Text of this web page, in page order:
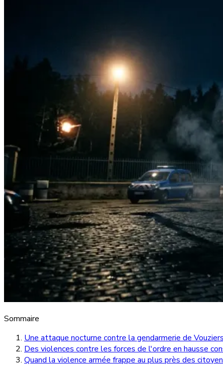
Sommaire
Une attaque nocturne contre la gendarmerie de Vouziers
Des violences contre les forces de l'ordre en hausse
Quand la violence armée frappe au plus près des